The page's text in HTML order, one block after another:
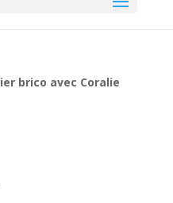
brico avec Coralie